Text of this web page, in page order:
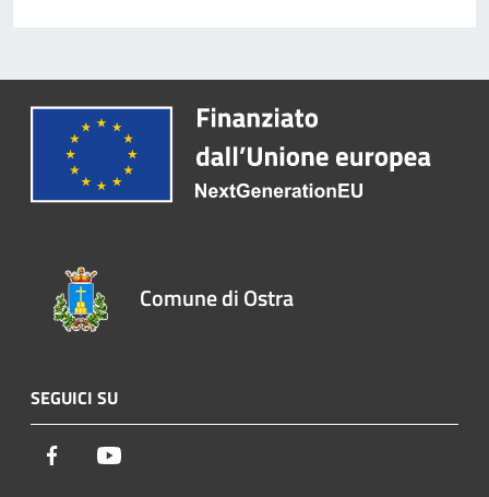
Comune di Ostra
SEGUICI SU
Facebook